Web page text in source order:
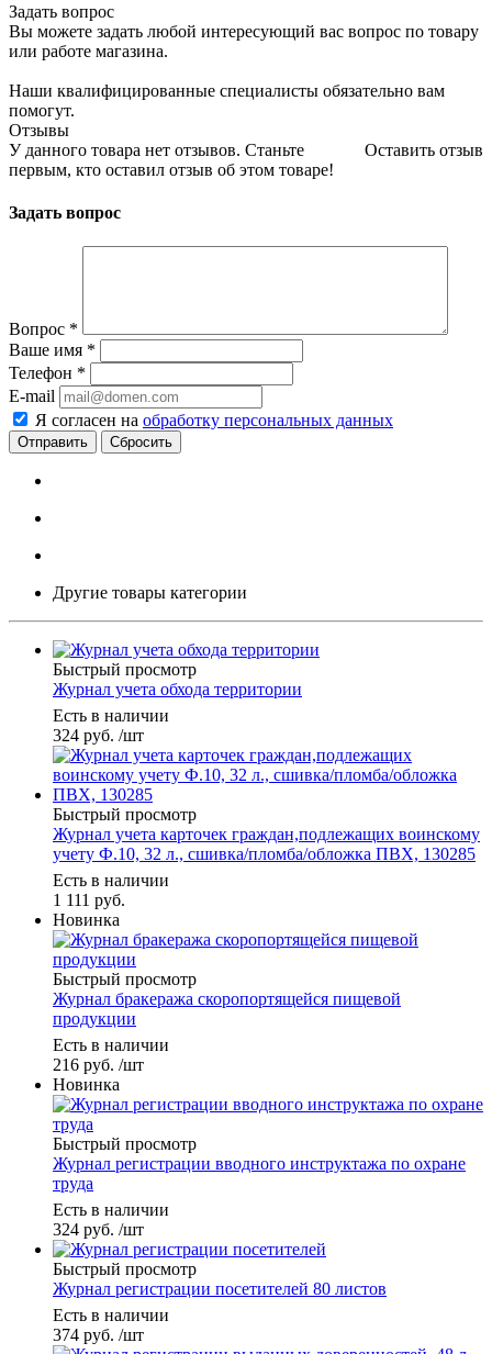
Задать вопрос
Вы можете задать любой интересующий вас вопрос по товару
или работе магазина.
Наши квалифицированные специалисты обязательно вам
помогут.
Отзывы
Оставить отзыв
У данного товара нет отзывов. Станьте
первым, кто оставил отзыв об этом товаре!
Задать вопрос
Вопрос *
Ваше имя *
Телефон *
E-mail
Я согласен на обработку персональных данных
Сбросить
Другие товары категории
Быстрый просмотр
Журнал учета обхода территории
Есть в наличии
324 руб. /шт
Быстрый просмотр
Журнал учета карточек граждан,подлежащих воинскому
учету Ф.10, 32 л., сшивка/пломба/обложка ПВХ, 130285
Есть в наличии
1 111 руб.
Новинка
Быстрый просмотр
Журнал бракеража скоропортящейся пищевой
продукции
Есть в наличии
216 руб. /шт
Новинка
Быстрый просмотр
Журнал регистрации вводного инструктажа по охране
труда
Есть в наличии
324 руб. /шт
Быстрый просмотр
Журнал регистрации посетителей 80 листов
Есть в наличии
374 руб. /шт